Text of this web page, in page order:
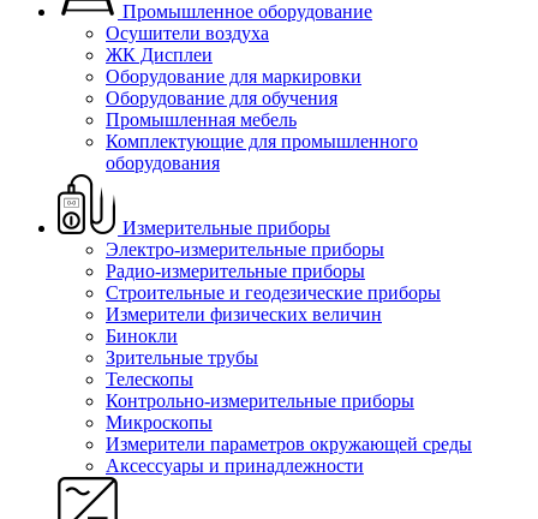
Промышленное оборудование
Осушители воздуха
ЖК Дисплеи
Оборудование для маркировки
Оборудование для обучения
Промышленная мебель
Комплектующие для промышленного
оборудования
Измерительные приборы
Электро-измерительные приборы
Радио-измерительные приборы
Строительные и геодезические приборы
Измерители физических величин
Бинокли
Зрительные трубы
Телескопы
Контрольно-измерительные приборы
Микроскопы
Измерители параметров окружающей среды
Аксессуары и принадлежности